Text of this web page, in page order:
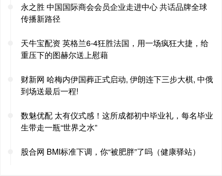
永之胜 中国国际商会会员企业走进中心 共话品牌全球
传播新路径
天牛宝配资 英格兰6-4狂胜法国，用一场疯狂大捷，给
重压下的图赫尔送上慰藉
财新网 哈梅内伊国葬正式启动, 伊朗连下三步大棋, 中俄
到场送最后一程!
数魅优配 太有仪式感！这所成都初中毕业礼，每名毕业
生带走一瓶“世界之水”
股合网 BMI标准下调，你“被肥胖”了吗（健康驿站）